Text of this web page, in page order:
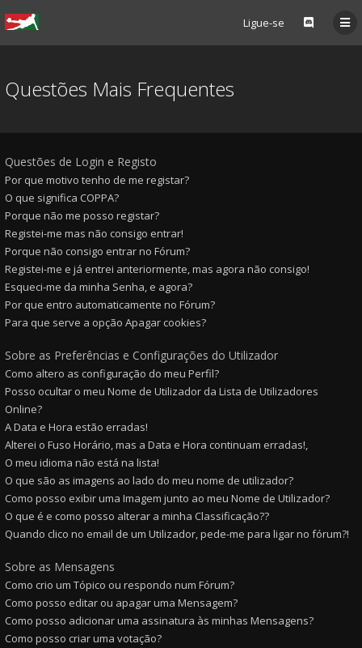
Ligue-se
Questões Mais Frequentes
Questões de Login e Registo
Por que motivo tenho de me registar?
O que significa COPPA?
Porque não me posso registar?
Registei-me mas não consigo entrar!
Porque não consigo entrar no Fórum?
Registei-me e já entrei anteriormente, mas agora não consigo!
Esqueci-me da minha Senha, e agora?
Por que entro automaticamente no Fórum?
Para que serve a opção Apagar cookies?
Sobre as Preferências e Configurações do Utilizador
Como altero as configuração do meu Perfil?
Posso ocultar o meu Nome de Utilizador da Lista de Utilizadores
Online?
A Data e Hora estão erradas!
Alterei o Fuso Horário, mas a Data e Hora continuam erradas!,
O meu idioma não está na lista!
O que são as imagens ao lado do meu nome de utilizador?
Como posso exibir uma Imagem junto ao meu Nome de Utilizador?
O que é e como posso alterar a minha Classificação??
Quando clico no email de um Utilizador, pede-me para ligar no fórum?!
Sobre as Mensagens
Como crio um Tópico ou respondo num Fórum?
Como posso editar ou apagar uma Mensagem?
Como posso adicionar uma assinatura às minhas Mensagens?
Como posso criar uma votação?